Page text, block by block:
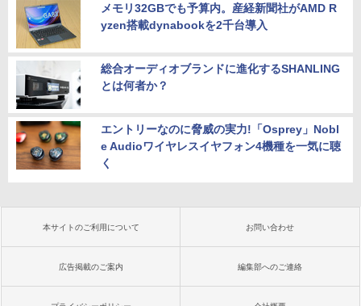
メモリ32GBでも予算内。産経新聞社がAMD R
yzen搭載dynabookを2千台導入
総合オーディオブランドに進化するSHANLING
とは何者か？
エントリーなのに脅威の実力!「Osprey」Nobl
e Audioワイヤレスイヤフォン4機種を一気に聴
く
本サイトのご利用について お問い合わせ
広告掲載のご案内 編集部へのご連絡